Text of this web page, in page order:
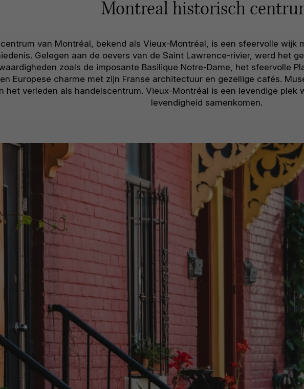
Montreal historisch
van Montréal, bekend als Vieux-Montréal, is een sfeervolle wijk
Gelegen aan de oevers van de Saint Lawrence-rivier, werd het
zoals de imposante Basilique Notre-Dame, het sfeervolle
Europese charme met zijn Franse architectuur en gezellige cafés.
het verleden als handelscentrum. Vieux-Montréal is een levendige plek
levendigheid samenkomen.